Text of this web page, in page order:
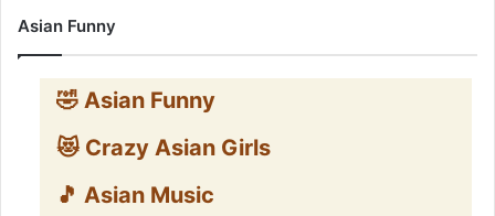
Asian Funny
🤣 Asian Funny
😻 Crazy Asian Girls
🎵 Asian Music